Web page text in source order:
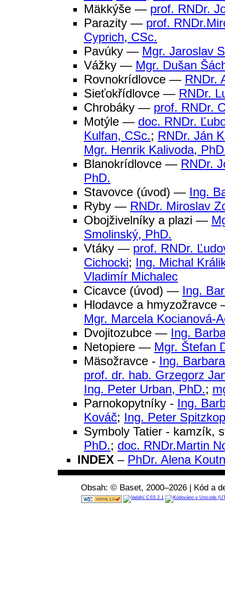
Mäkkýše — prof. RNDr.
Parazity — prof.
Cyprich, CSc.
Pavúky — Mgr. Jaroslav
Vážky — Mgr. Dušan
Rovnokrídlovce — RNDr.
Sieťokřídlovce — RNDr.
Chrobáky — prof. RNDr.
Motýle — doc. RNDr.
Kulfan, CSc.; RNDr. Ján
Mgr. Henrik Kalivoda,
Blanokrídlovce — RNDr.
PhD.
Stavovce (úvod) — Ing.
Ryby — RNDr. Miroslav
Obojživelníky a plazi —
Smolinský, PhD.
Vtáky — prof. RNDr.
Cichocki; Ing. Michal
Vladimír Michalec
Cicavce (úvod) — Ing.
Hlodavce a
Mgr. Marcela Kocianová-
Dvojitozubce — Ing.
Netopiere — Mgr. Štefan
Mäsožravce - Ing.
prof. dr. hab. Grzegorz
Ing. Peter Urban, PhD.;
Parnokopytníky - Ing.
Kováč; Ing. Peter
Symboly Tatier -
PhD.; doc. RNDr.Martin
INDEX – PhDr. Alena
Obsah: © Baset, 2000–2026 | Kód a